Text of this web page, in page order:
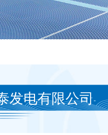
发电有限公司